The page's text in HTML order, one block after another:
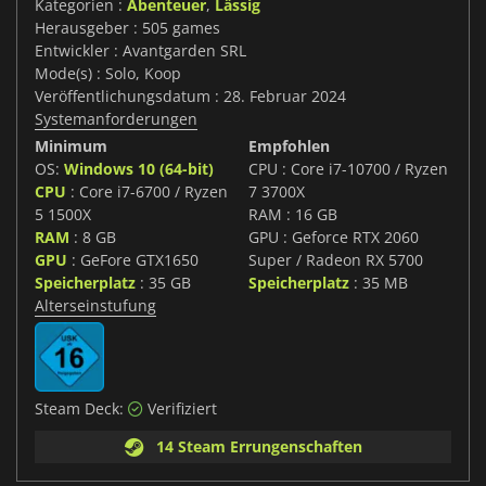
Kategorien : Abenteuer, Lässig
Herausgeber : 505 games
Entwickler : Avantgarden SRL
Mode(s) : Solo, Koop
Veröffentlichungsdatum : 28. Februar 2024
Systemanforderungen
Minimum
OS: Windows 10 (64-bit)
CPU : Core i7-6700 / Ryzen
5 1500X
RAM : 8 GB
GPU : GeFore GTX1650
Speicherplatz : 35 GB
Empfohlen
CPU : Core i7-10700 / Ryzen
7 3700X
RAM : 16 GB
GPU : Geforce RTX 2060
Super / Radeon RX 5700
Speicherplatz : 35 MB
Alterseinstufung
Steam Deck:
Verifiziert
14 Steam Errungenschaften